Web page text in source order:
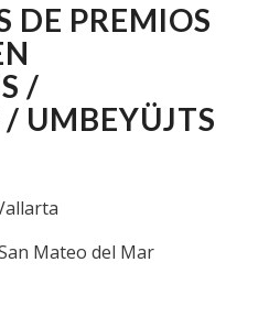
DE PREMIOS
/
UMBEYÜJTS
Mateo del Mar